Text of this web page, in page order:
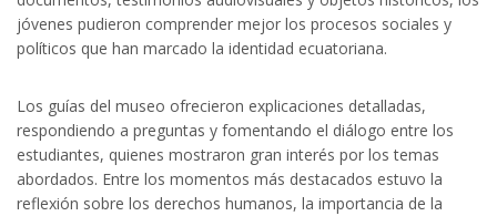
jóvenes pudieron comprender mejor los procesos sociales y
políticos que han marcado la identidad ecuatoriana.
Los guías del museo ofrecieron explicaciones detalladas,
respondiendo a preguntas y fomentando el diálogo entre los
estudiantes, quienes mostraron gran interés por los temas
abordados. Entre los momentos más destacados estuvo la
reflexión sobre los derechos humanos, la importancia de la